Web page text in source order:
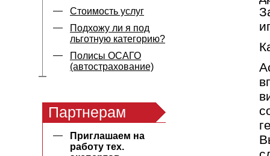
Стоимость услуг
Подхожу ли я под
льготную категорию?
Полисы ОСАГО
(автострахование)
Партнерам
Приглашаем на
работу тех.